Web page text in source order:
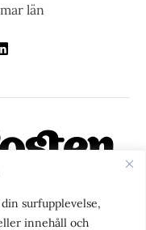
surfupplevelse,
innehåll och
län
på nätet. Med
blick för det större
kanal för nyheter,